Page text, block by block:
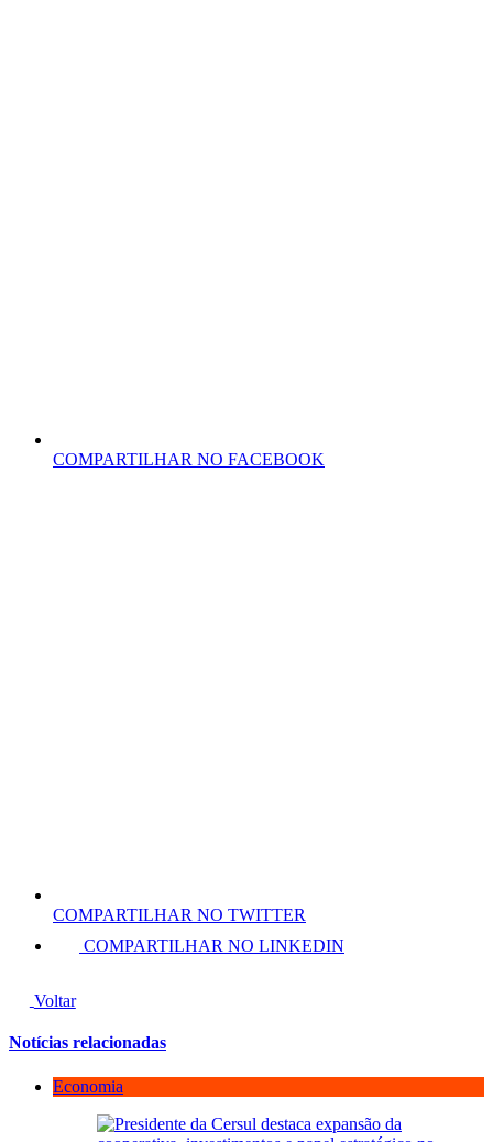
COMPARTILHAR NO FACEBOOK
COMPARTILHAR NO TWITTER
COMPARTILHAR NO LINKEDIN
Voltar
Notícias relacionadas
Economia